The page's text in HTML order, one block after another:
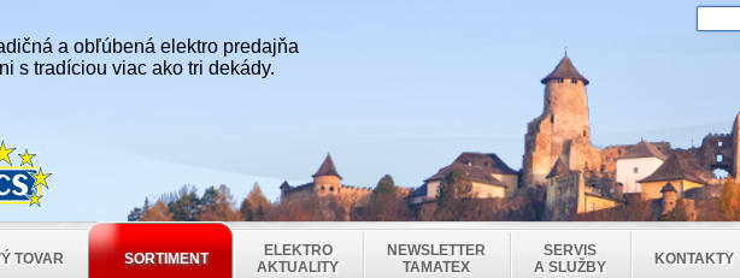
a obľúbená elektro predajňa
s tradíciou viac ako tri dekády.
TOVAR SORTIMENT
ELEKTRO
AKTUALITY
NEWSLETTER
TAMATEX
SERVIS
A SLUŽBY
KONTAKTY